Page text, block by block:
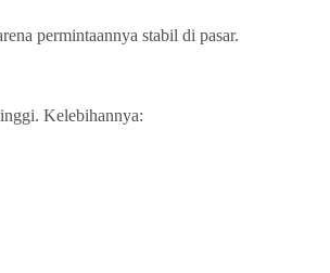
permintaannya stabil di pasar.
Kelebihannya: